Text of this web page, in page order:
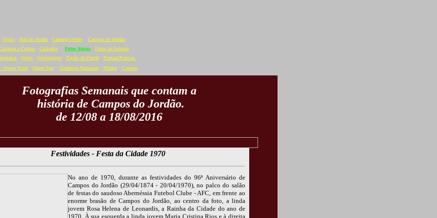
Home · Baú do Jordão · Camargo Freire · Campos do Jordão
e Contos · Culinária · Fotos Atuais · Fotos da Semana
· Hinos · Homenagens · Papéis de Parede · Poesias/Poemas
- Power Point· Quem Sou· Símbolos Nacionais· Vídeos · Contato
Fotografias Semanais que contam a
história de Campos do Jordão.
de 12/08 a 18/08/2016
Festividades - Festa da Cidade 1970
No ano de 1970, durante as festividades do 96ª Aniversário de
Campos do Jordão (29/04/1874 - 20/04/1970), no palco do salão
de festas do saudoso Abernéssia Futebol Clube - AFC, em frente ao
enorme brasão de Campos do Jordão, ao centro da foto, a linda
jovem Rosa Helena de Leonardis, a Rainha da Cidade do ano de
1970. À sua esquerda a linda jovem Maria Cristina Rios e à direita